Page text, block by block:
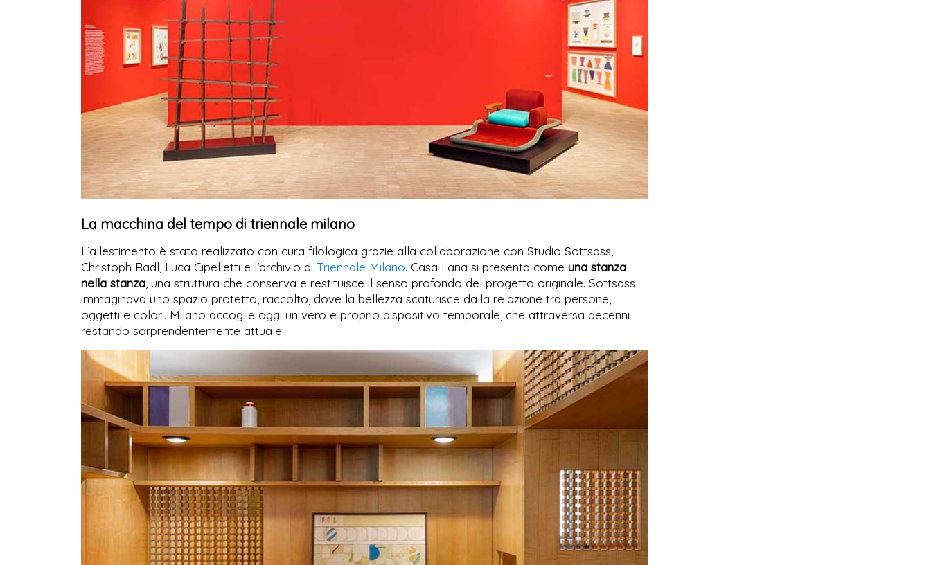
La macchina del tempo di triennale milano
L’allestimento è stato realizzato con cura filologica grazie alla collaborazione con Studio Sottsass,
Christoph Radl, Luca Cipelletti e l’archivio di Triennale Milano. Casa Lana si presenta come una stanza
nella stanza, una struttura che conserva e restituisce il senso profondo del progetto originale. Sottsass
immaginava uno spazio protetto, raccolto, dove la bellezza scaturisce dalla relazione tra persone,
oggetti e colori. Milano accoglie oggi un vero e proprio dispositivo temporale, che attraversa decenni
restando sorprendentemente attuale.